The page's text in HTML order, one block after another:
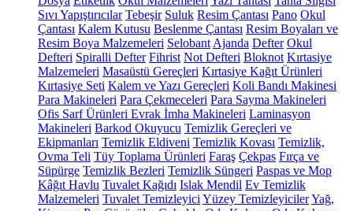
Sıvı Yapıştırıcılar Tebeşir Suluk Resim Çantası Pano Okul
Çantası Kalem Kutusu Beslenme Çantası Resim Boyaları ve
Resim Boya Malzemeleri Selobant Ajanda Defter Okul
Defteri Spiralli Defter Fihrist Not Defteri Bloknot Kırtasiye
Malzemeleri Masaüstü Gereçleri Kırtasiye Kağıt Ürünleri
Kırtasiye Seti Kalem ve Yazı Gereçleri Koli Bandı Makinesi
Para Makineleri Para Çekmeceleri Para Sayma Makineleri
Ofis Sarf Ürünleri Evrak İmha Makineleri Laminasyon
Makineleri Barkod Okuyucu Temizlik Gereçleri ve
Ekipmanları Temizlik Eldiveni Temizlik Kovası Temizlik,
Ovma Teli Tüy Toplama Ürünleri Faraş Çekpas Fırça ve
Süpürge Temizlik Bezleri Temizlik Süngeri Paspas ve Mop
Kâğıt Havlu Tuvalet Kağıdı Islak Mendil Ev Temizlik
Malzemeleri Tuvalet Temizleyici Yüzey TemizleyicilerYağ,